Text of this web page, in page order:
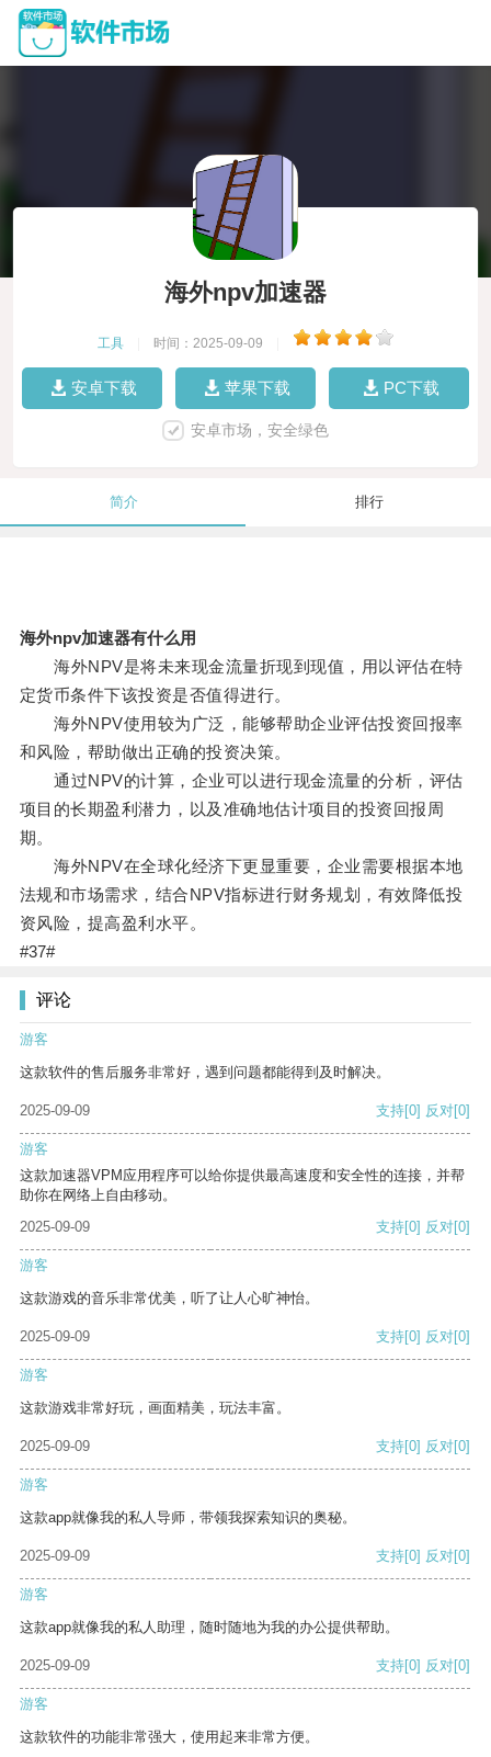
海外npv加速器
工具 时间：2025-09-09
安卓下载 苹果下载 PC下载
安卓市场，安全绿色
简介 排行
海外npv加速器有什么用
海外NPV是将未来现金流量折现到现值，用以评估在特
定货币条件下该投资是否值得进行。
海外NPV使用较为广泛，能够帮助企业评估投资回报率
和风险，帮助做出正确的投资决策。
通过NPV的计算，企业可以进行现金流量的分析，评估
项目的长期盈利潜力，以及准确地估计项目的投资回报周
期。
海外NPV在全球化经济下更显重要，企业需要根据本地
法规和市场需求，结合NPV指标进行财务规划，有效降低投
资风险，提高盈利水平。
#37#
评论
游客
这款软件的售后服务非常好，遇到问题都能得到及时解决。
2025-09-09 支持[0] 反对[0]
游客
这款加速器VPM应用程序可以给你提供最高速度和安全性的连接，并帮
助你在网络上自由移动。
2025-09-09
支持[0] 反对[0]
游客
这款游戏的音乐非常优美，听了让人心旷神怡。
2025-09-09 支持[0] 反对[0]
游客
这款游戏非常好玩，画面精美，玩法丰富。
2025-09-09 支持[0] 反对[0]
游客
这款app就像我的私人导师，带领我探索知识的奥秘。
2025-09-09 支持[0] 反对[0]
游客
这款app就像我的私人助理，随时随地为我的办公提供帮助。
2025-09-09 支持[0] 反对[0]
游客
这款软件的功能非常强大，使用起来非常方便。